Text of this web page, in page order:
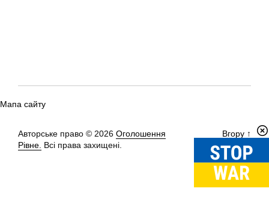
Мапа сайту
Авторське право © 2026 Оголошення
Рівне. Всі права захищені.
Вгору ↑